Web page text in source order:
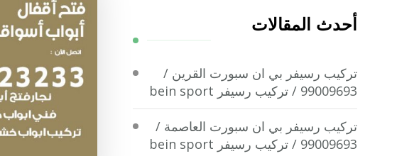
شيء
ما؟
أحدث المقالات
تركيب رسيفر بي ان سبورت القرين /
99009693 / تركيب رسيفر bein sport
تركيب رسيفر بي ان سبورت العاصمة /
99009693 / تركيب رسيفر bein sport